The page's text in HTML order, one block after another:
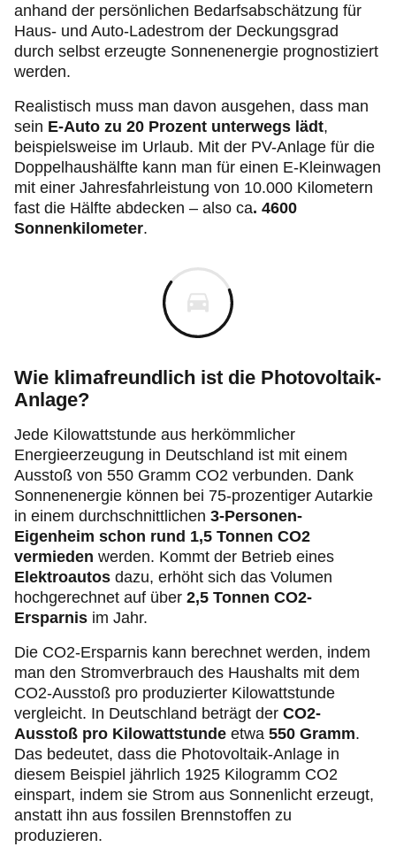
anhand der persönlichen Bedarfsabschätzung für
Haus- und Auto-Ladestrom der Deckungsgrad
durch selbst erzeugte Sonnenenergie prognostiziert
werden.
Realistisch muss man davon ausgehen, dass man
sein E-Auto zu 20 Prozent unterwegs lädt,
beispielsweise im Urlaub. Mit der PV-Anlage für die
Doppelhaushälfte kann man für einen E-Kleinwagen
mit einer Jahresfahrleistung von 10.000 Kilometern
fast die Hälfte abdecken – also ca. 4600
Sonnenkilometer.
Wie klimafreundlich ist die Photovoltaik-
Anlage?
Jede Kilowattstunde aus herkömmlicher
Energieerzeugung in Deutschland ist mit einem
Ausstoß von 550 Gramm CO2 verbunden. Dank
Sonnenenergie können bei 75-prozentiger Autarkie
in einem durchschnittlichen 3-Personen-
Eigenheim schon rund 1,5 Tonnen CO2
vermieden werden. Kommt der Betrieb eines
Elektroautos dazu, erhöht sich das Volumen
hochgerechnet auf über 2,5 Tonnen CO2-
Ersparnis im Jahr.
Die CO2-Ersparnis kann berechnet werden, indem
man den Stromverbrauch des Haushalts mit dem
CO2-Ausstoß pro produzierter Kilowattstunde
vergleicht. In Deutschland beträgt der CO2-
Ausstoß pro Kilowattstunde etwa 550 Gramm.
Das bedeutet, dass die Photovoltaik-Anlage in
diesem Beispiel jährlich 1925 Kilogramm CO2
einspart, indem sie Strom aus Sonnenlicht erzeugt,
anstatt ihn aus fossilen Brennstoffen zu
produzieren.